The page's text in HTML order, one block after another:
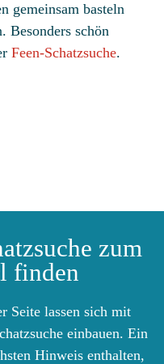
gemeinsam basteln
Besonders schön
Feen-Schatzsuche.
zum
finden
Seite lassen sich mit
einbauen. Ein
Hinweis enthalten,